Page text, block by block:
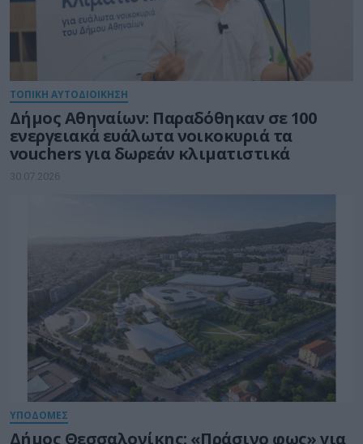
ΤΟΠΙΚΗ ΑΥΤΟΔΙΟΙΚΗΣΗ
Δήμος Αθηναίων: Παραδόθηκαν σε 100
ενεργειακά ευάλωτα νοικοκυριά τα
vouchers για δωρεάν κλιματιστικά
30.07.2026
ΥΠΟΔΟΜΕΣ
Δήμος Θεσσαλονίκης: «Πράσινο φως» για